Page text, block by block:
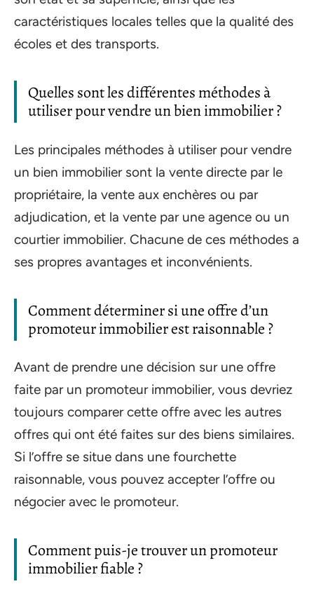
caractéristiques locales telles que la qualité des
écoles et des transports.
Quelles sont les différentes méthodes à
utiliser pour vendre un bien immobilier ?
Les principales méthodes à utiliser pour vendre
un bien immobilier sont la vente directe par le
propriétaire, la vente aux enchères ou par
adjudication, et la vente par une agence ou un
courtier immobilier. Chacune de ces méthodes a
ses propres avantages et inconvénients.
Comment déterminer si une offre d’un
promoteur immobilier est raisonnable ?
Avant de prendre une décision sur une offre
faite par un promoteur immobilier, vous devriez
toujours comparer cette offre avec les autres
offres qui ont été faites sur des biens similaires.
Si l’offre se situe dans une fourchette
raisonnable, vous pouvez accepter l’offre ou
négocier avec le promoteur.
Comment puis-je trouver un promoteur
immobilier fiable ?